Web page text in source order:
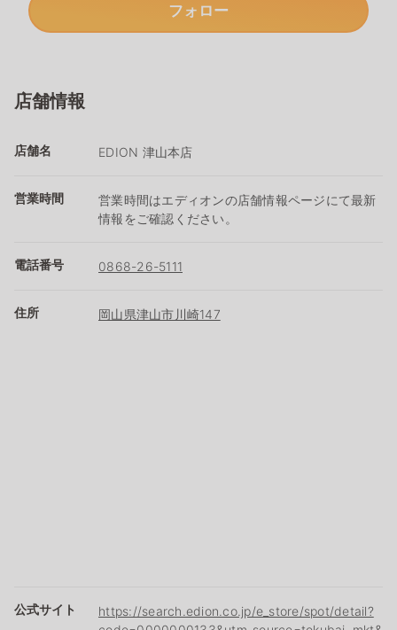
フォロー
店舗情報
店舗名 EDION 津山本店
営業時間
営業時間はエディオンの店舗情報ページにて最新
情報をご確認ください。
電話番号 0868-26-5111
住所 岡山県津山市川崎147
公式サイト
https://search.edion.co.jp/e_store/spot/detail?